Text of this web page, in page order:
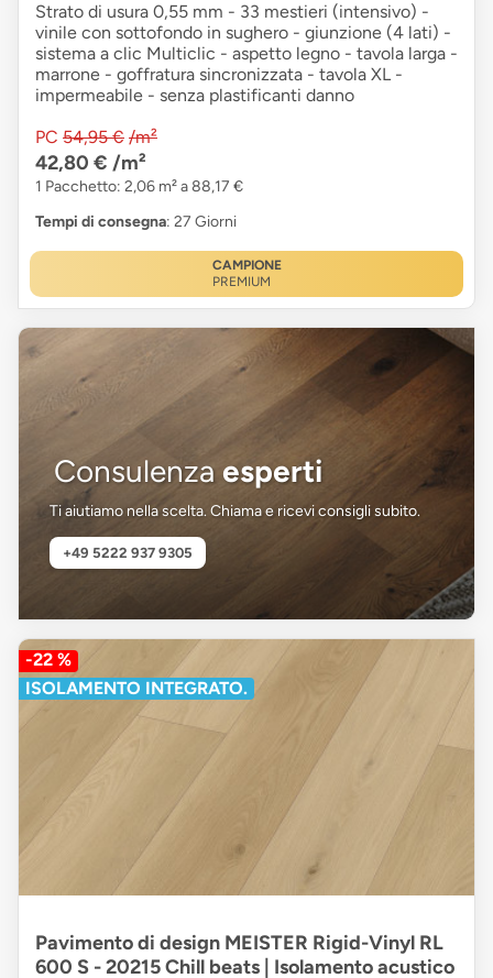
Strato di usura 0,55 mm - 33 mestieri (intensivo) -
vinile con sottofondo in sughero - giunzione (4 lati) -
sistema a clic Multiclic - aspetto legno - tavola larga -
marrone - goffratura sincronizzata - tavola XL -
impermeabile - senza plastificanti danno
PC 54,95 € /m²
42,80 € /m²
1 Pacchetto: 2,06 m² a 88,17 €
Tempi di consegna: 27 Giorni
CAMPIONE
PREMIUM
Consulenza esperti
Ti aiutiamo nella scelta. Chiama e ricevi consigli subito.
+49 5222 937 9305
-22 %
ISOLAMENTO INTEGRATO.
Pavimento di design MEISTER Rigid-Vinyl RL
600 S - 20215 Chill beats | Isolamento acustico